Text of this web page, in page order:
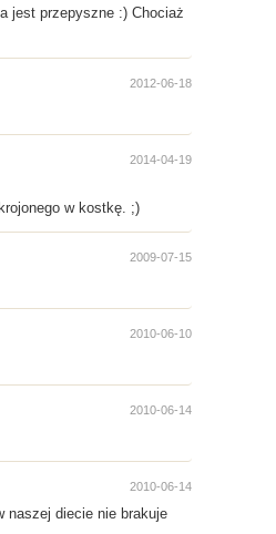
jest przepyszne :) Chociaż
2012-06-18
2014-04-19
w kostkę. ;)
2009-07-15
2010-06-10
2010-06-14
2010-06-14
naszej diecie nie brakuje